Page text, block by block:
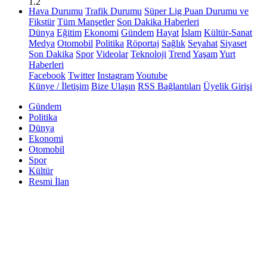
Hava Durumu Trafik Durumu Süper Lig Puan Durumu ve
Fikstür Tüm Manşetler Son Dakika Haberleri
Dünya Eğitim Ekonomi Gündem Hayat İslam Kültür-Sanat
Medya Otomobil Politika Röportaj Sağlık Seyahat Siyaset
Son Dakika Spor Videolar Teknoloji Trend YaşamYurt
Haberleri
Facebook Twitter InstagramYoutube
Künye / İletişim Bize Ulaşın RSS Bağlantıları Üyelik Girişi
Gündem
Politika
Dünya
Ekonomi
Otomobil
Spor
Kültür
Resmi İlan